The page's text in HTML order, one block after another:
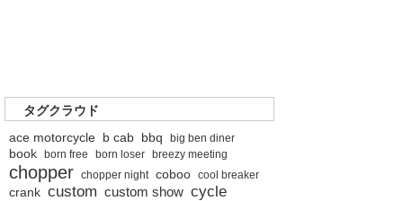
タグクラウド
ace motorcycle b cab bbq big ben diner
book born free born loser breezy meeting
chopper chopper night coboo cool breaker
crank custom custom show cycle